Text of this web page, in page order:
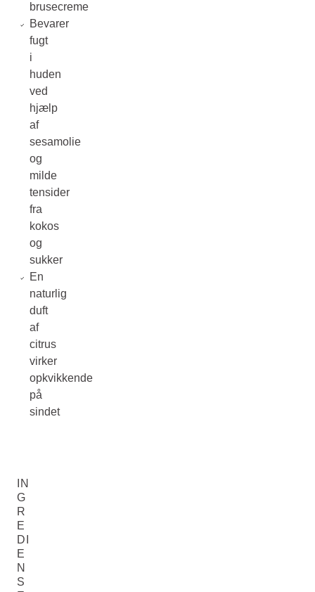
brusecreme
Bevarer
fugt
i
huden
ved
hjælp
af
sesamolie
og
milde
tensider
fra
kokos
og
sukker
En
naturlig
duft
af
citrus
virker
opkvikkende
på
sindet
IN
G
R
E
DI
E
N
S